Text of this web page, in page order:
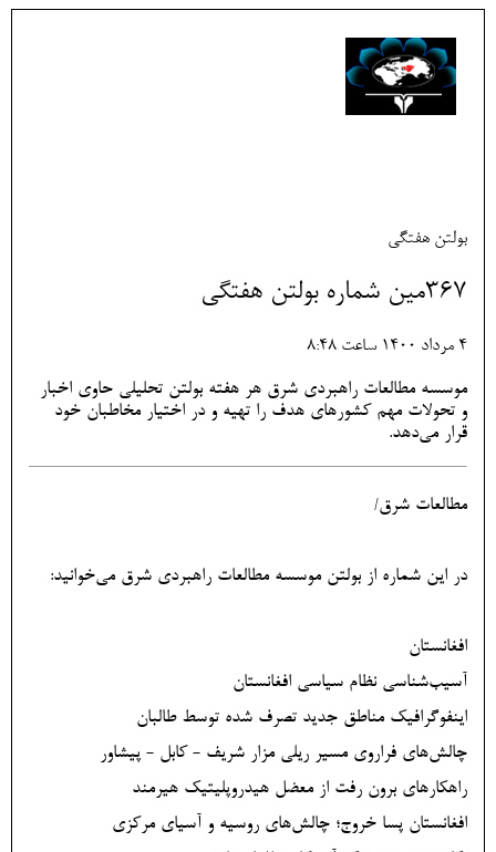
بولتن هفتگی
367مین شماره بولتن هفتگی
4 مرداد 1400 ساعت 8:48
موسسه مطالعات راهبردی شرق هر هفته بولتن تحلیلی حاوی اخبار
و تحولات مهم کشورهای هدف را تهیه و در اختیار مخاطبان خود
قرار می‌دهد.
مطالعات شرق/
در این شماره از بولتن موسسه مطالعات راهبردی شرق می‌خوانید:
افغانستان
آسیب‌شناسی نظام سیاسی افغانستان
اینفوگرافیک مناطق جدید تصرف شده توسط طالبان
چالش‌های فراروی مسیر ریلی مزار شریف - کابل - پیشاور
راهکارهای برون رفت از معضل هیدروپلیتیک هیرمند
افغانستان پسا خروج؛ چالش‌های روسیه و آسیای مرکزی